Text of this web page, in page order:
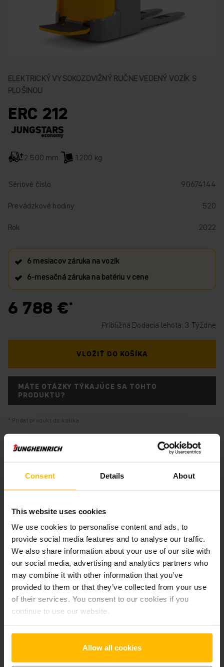
Consent Details About
This website uses cookies
We use cookies to personalise content and ads, to
provide social media features and to analyse our traffic.
We also share information about your use of our site with
our social media, advertising and analytics partners who
may combine it with other information that you’ve
provided to them or that they’ve collected from your use
of their services. You consent to our cookies if you
continue to use our website.
Allow all cookies
ELEKTRICKÝ VYSOKOZDVIŽNÝ RUČNE VEDENÝ VOZÍK S
PLOŠINOU
ERC 212
2.500 mm 1.200 kg
Sériové číslo
90674144
Prevádzkové hodiny
520
Rok
2022
6 mesiacov záruka na vozík
6‑mesačná záruka na batériu v cene
6 788 €
Približná Dodacia lehota: 3 Týždne
VLOŽIŤ DO KOŠÍKA
MÁTE OTÁZKY TÝKAJÚCE SA TOHTO
PRODUKTU?
Pridať produkt do košíka
Informácie o výrobku
Nasledujúca časť poskytuje komplexný prehľad technických
Technické údaje
Batéria
Oloveno-kyselinová, 24 V /
250 Ah
Nabíjač Áno, 24 V / A
Battery Refurbishment Year
Rok
Výška zdvihu 2500 mm